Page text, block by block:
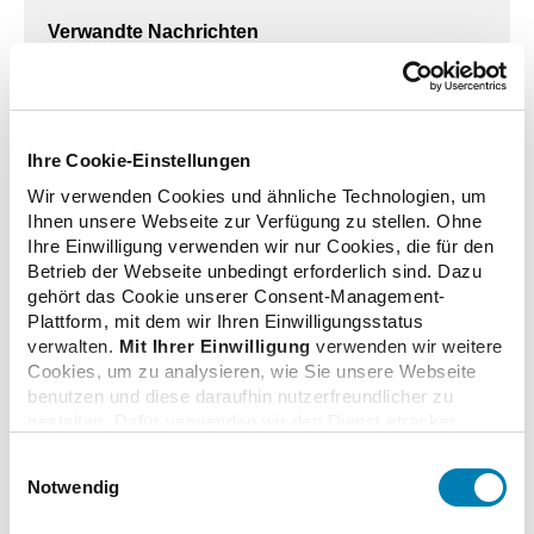
Ihre Cookie-Einstellungen
Wir verwenden Cookies und ähnliche Technologien, um
Ihnen unsere Webseite zur Verfügung zu stellen. Ohne
Ihre Einwilligung verwenden wir nur Cookies, die für den
Betrieb der Webseite unbedingt erforderlich sind. Dazu
gehört das Cookie unserer Consent-Management-
Plattform, mit dem wir Ihren Einwilligungsstatus
verwalten. Mit Ihrer Einwilligung verwenden wir weitere
Cookies, um zu analysieren, wie Sie unsere Webseite
benutzen und diese daraufhin nutzerfreundlicher zu
Adresse und Ihr Surfverhalten verarbeitet. Mit einem
Klick auf „Cookies zulassen“ stimmen Sie der
Notwendig
Verwandte Nachrichten
Reformpläne
02.07.2024
Entwurf zum Apothekenreformgesetz:
Leistungskürzung statt Versorgungssicherung
12.06.2024